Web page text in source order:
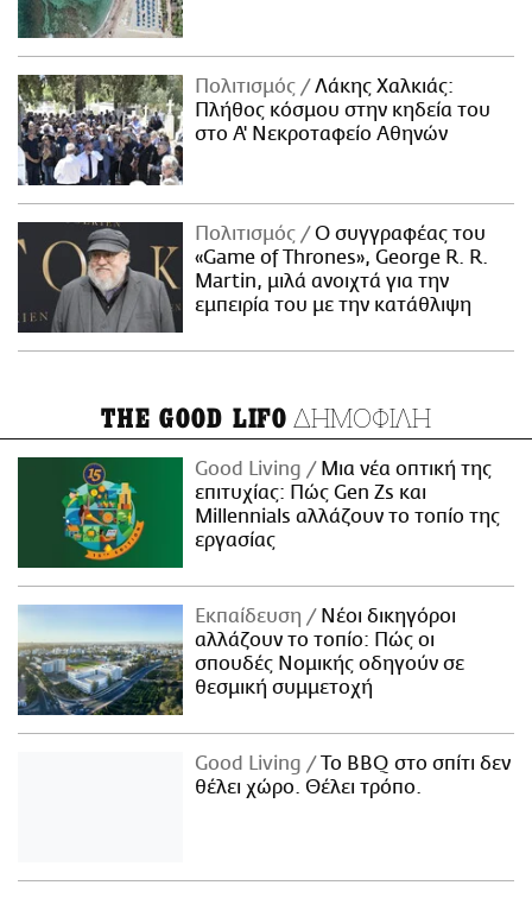
Πολιτισμός
Λάκης Χαλκιάς:
Πλήθος κόσμου στην κηδεία του
στο Α' Νεκροταφείο Αθηνών
Πολιτισμός
Ο συγγραφέας του
«Game of Thrones», George R. R.
Martin, μιλά ανοιχτά για την
εμπειρία του με την κατάθλιψη
THE GOOD LIFO ΔΗΜΟΦΙΛΗ
Good Living
Μια νέα οπτική της
επιτυχίας: Πώς Gen Zs και
Millennials αλλάζουν το τοπίο της
εργασίας
Εκπαίδευση
Νέοι δικηγόροι
αλλάζουν το τοπίο: Πώς οι
σπουδές Νομικής οδηγούν σε
θεσμική συμμετοχή
Good Living
Το BBQ στο σπίτι δεν
θέλει χώρο. Θέλει τρόπο.